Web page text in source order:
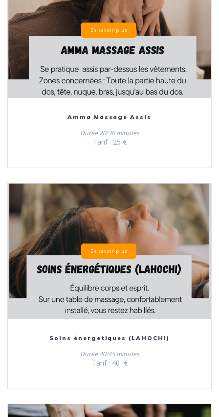
En savoir plus
Amma Massage Assis
Durée 20/30 minutes
Tarif : 25 €
En savoir plus
Soins énergetiques (LAHOCHI)
Durée 40/45 minutes
Tarif : 40 €